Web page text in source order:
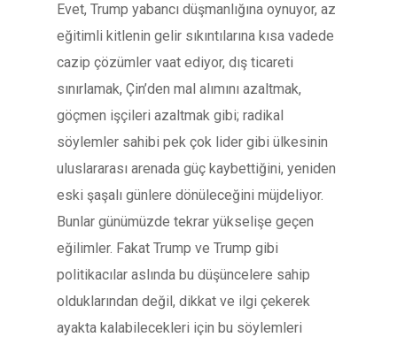
Evet, Trump yabancı düşmanlığına oynuyor, az
eğitimli kitlenin gelir sıkıntılarına kısa vadede
cazip çözümler vaat ediyor, dış ticareti
sınırlamak, Çin’den mal alımını azaltmak,
göçmen işçileri azaltmak gibi; radikal
söylemler sahibi pek çok lider gibi ülkesinin
uluslararası arenada güç kaybettiğini, yeniden
eski şaşalı günlere dönüleceğini müjdeliyor.
Bunlar günümüzde tekrar yükselişe geçen
eğilimler. Fakat Trump ve Trump gibi
politikacılar aslında bu düşüncelere sahip
olduklarından değil, dikkat ve ilgi çekerek
ayakta kalabilecekleri için bu söylemleri